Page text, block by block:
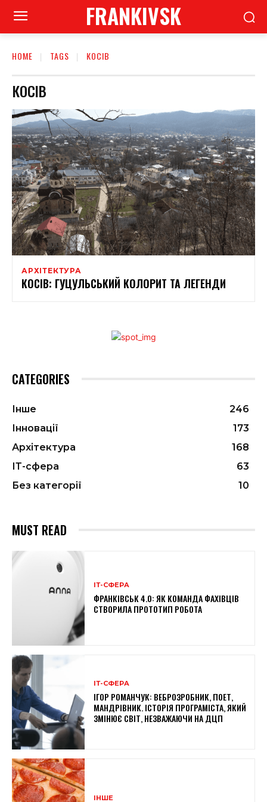
FRANKIVSK
HOME TAGS КОСІВ
КОСІВ
АРХІТЕКТУРА
КОСІВ: ГУЦУЛЬСЬКИЙ КОЛОРИТ ТА ЛЕГЕНДИ
CATEGORIES
Інше
246
Інновації
173
Архітектура
168
ІТ-сфера
63
Без категорії
10
MUST READ
ІТ-СФЕРА
ФРАНКІВСЬК 4.0: ЯК КОМАНДА ФАХІВЦІВ
СТВОРИЛА ПРОТОТИП РОБОТА
ІТ-СФЕРА
ІГОР РОМАНЧУК: ВЕБРОЗРОБНИК, ПОЕТ,
МАНДРІВНИК. ІСТОРІЯ ПРОГРАМІСТА, ЯКИЙ
ЗМІНЮЄ СВІТ, НЕЗВАЖАЮЧИ НА ДЦП
ІНШЕ